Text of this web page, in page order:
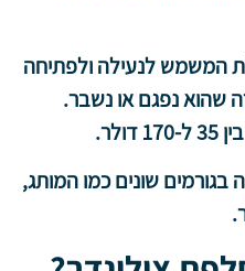
המשמש לנעילה ולפתיחה
שהוא נפגם או נשבר.
שונים כמו המותג,